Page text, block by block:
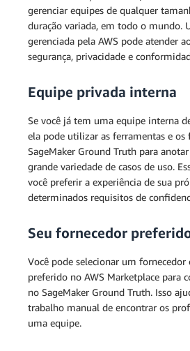
gerenciar equipes de qualquer
duração variada, em todo o mundo.
gerenciada pela AWS pode atender
segurança, privacidade e
Equipe privada interna
Se você já tem uma equipe interna
ela pode utilizar as ferramentas e
SageMaker Ground Truth para
grande variedade de casos de uso.
você preferir a experiência de sua
determinados requisitos de
Seu fornecedor
Você pode selecionar um fornecedor
preferido no AWS Marketplace para
no SageMaker Ground Truth. Isso
trabalho manual de encontrar os
uma equipe.